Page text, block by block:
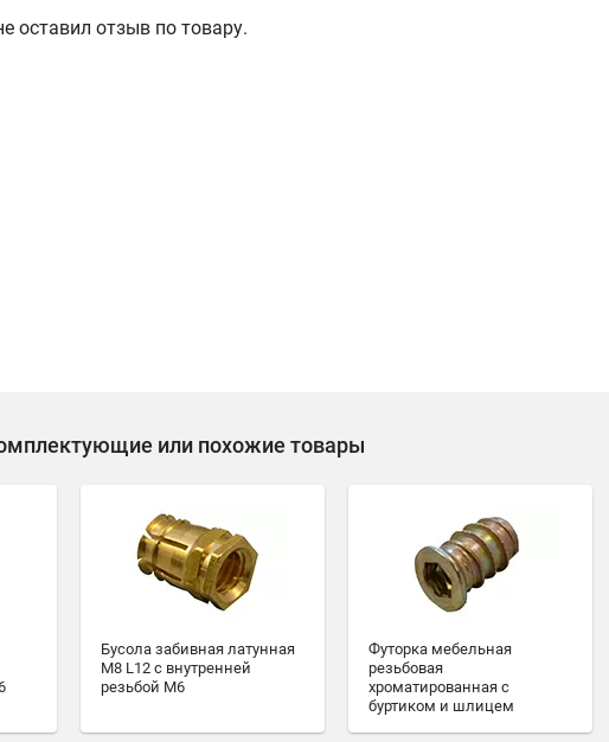
оставил отзыв по товару.
или похожие товары
Бусола забивная латунная
M8 L12 с внутренней
резьбой M6
Футорка мебельная
резьбовая
хроматированная с
буртиком и шлицем